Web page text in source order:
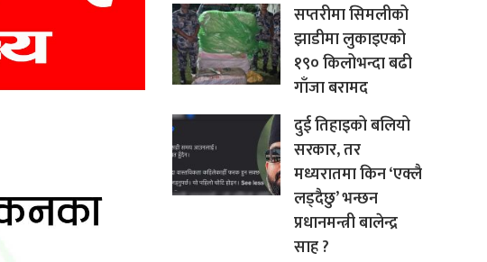
सप्तरीमा सिमलीको
झाडीमा लुकाइएको
१९० किलोभन्दा बढी
गाँजा बरामद
दुई तिहाइको बलियो
सरकार, तर
मध्यरातमा किन ‘एक्लै
लड्दैछु’ भन्छन
प्रधानमन्त्री बालेन्द्र
साह ?